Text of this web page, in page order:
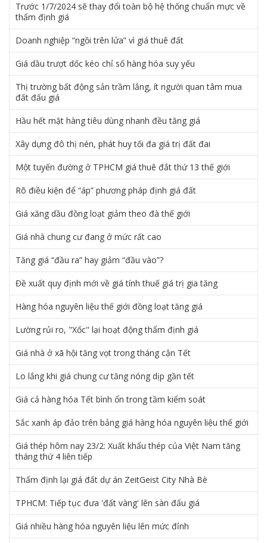
Trước 1/7/2024 sẽ thay đổi toàn bộ hệ thống chuẩn mực về
thẩm định giá
Doanh nghiệp “ngồi trên lửa” vì giá thuê đất
Giá dầu trượt dốc kéo chỉ số hàng hóa suy yếu
Thị trường bất động sản trầm lắng, ít người quan tâm mua
đất đấu giá
Hầu hết mặt hàng tiêu dùng nhanh đều tăng giá
Xây dựng đô thị nén, phát huy tối đa giá trị đất đai
Một tuyến đường ở TPHCM giá thuê đắt thứ 13 thế giới
Rõ điều kiện để “áp” phương pháp định giá đất
Giá xăng dầu đồng loạt giảm theo đà thế giới
Giá nhà chung cư đang ở mức rất cao
Tăng giá “đầu ra” hay giảm “đầu vào”?
Đề xuất quy định mới về giá tính thuế giá trị gia tăng
Hàng hóa nguyên liệu thế giới đồng loạt tăng giá
Lường rủi ro, "Xốc" lại hoạt động thẩm định giá
Giá nhà ở xã hội tăng vọt trong tháng cận Tết
Lo lắng khi giá chung cư tăng nóng dịp gần tết
Giá cả hàng hóa Tết bình ổn trong tầm kiểm soát
Sắc xanh áp đảo trên bảng giá hàng hóa nguyên liệu thế giới
Giá thép hôm nay 23/2: Xuất khẩu thép của Việt Nam tăng
tháng thứ 4 liên tiếp
Thẩm định lại giá đất dự án ZeitGeist City Nhà Bè
TPHCM: Tiếp tục đưa 'đất vàng' lên sàn đấu giá
Giá nhiều hàng hóa nguyên liệu lên mức đỉnh